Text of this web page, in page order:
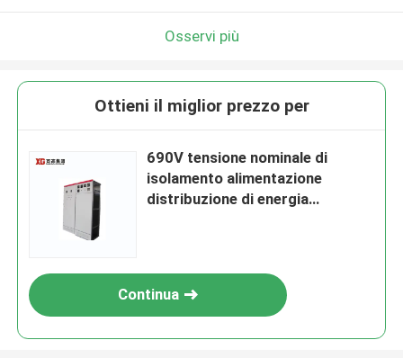
Osservi più
Ottieni il miglior prezzo per
690V tensione nominale di
isolamento alimentazione
distribuzione di energia
Continua